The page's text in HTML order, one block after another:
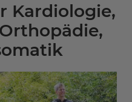
Kardiologie,